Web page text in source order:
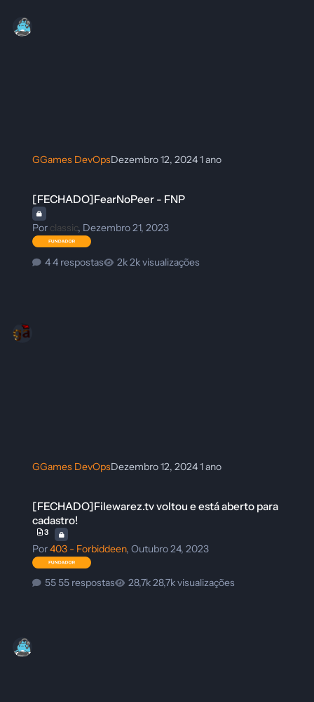
GGames DevOpsDezembro 12, 20241 ano
[FECHADO]FearNoPeer - FNP
Por classic, Dezembro 21, 2023
4 respostas 2k visualizações
GGames DevOpsDezembro 12, 20241 ano
[FECHADO]Filewarez.tv voltou e está aberto para
cadastro!
3
Por403 - Forbiddeen,Outubro 24, 2023
55 respostas 28,7k visualizações